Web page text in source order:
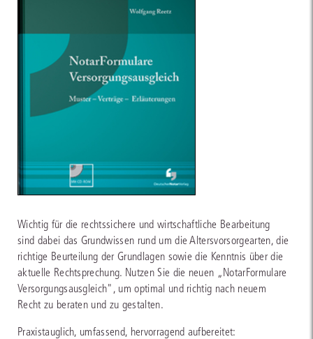
Wichtig für die rechtssichere und wirtschaftliche Bearbeitung
sind dabei das Grundwissen rund um die Altersvorsorgearten, die
richtige Beurteilung der Grundlagen sowie die Kenntnis über die
aktuelle Rechtsprechung. Nutzen Sie die neuen „NotarFormulare
Versorgungsausgleich", um optimal und richtig nach neuem
Recht zu beraten und zu gestalten.
Praxistauglich, umfassend, hervorragend aufbereitet: